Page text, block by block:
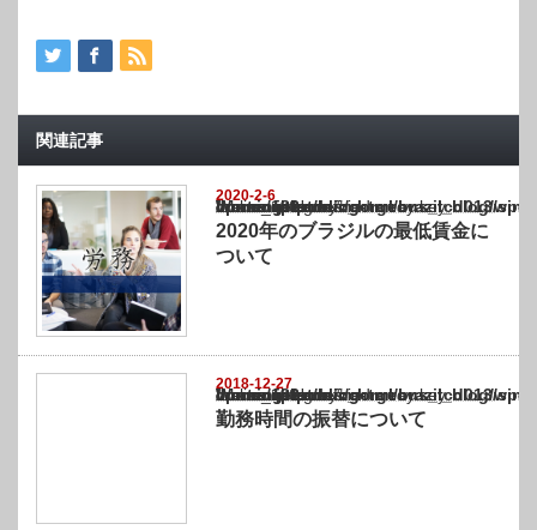
関連記事
2020-2-6
Warning
: Undefined array key "show_category" in
/home/netst/kuno-cpa.co.jp/public_html/brazil_blog/wp-content/themes/
on line183
2020年のブラジルの最低賃金に
ついて
2018-12-27
Warning
: Undefined array key "show_category" in
/home/netst/kuno-cpa.co.jp/public_html/brazil_blog/wp-content/themes/
on line183
勤務時間の振替について